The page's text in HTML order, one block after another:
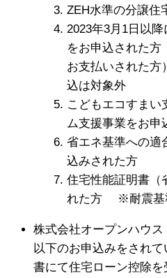
ZEH水準の分譲住
2023年3月1日以
をお申込された方
お支払いされた方
込は対象外
こどもエコすまい
ム支援事業をお申
省エネ基準への適
込みされた方
住宅性能証明書（
れた方 ※耐震基
株式会社オープンハウ
以下のお申込みをされ
書にて住宅ローン控除